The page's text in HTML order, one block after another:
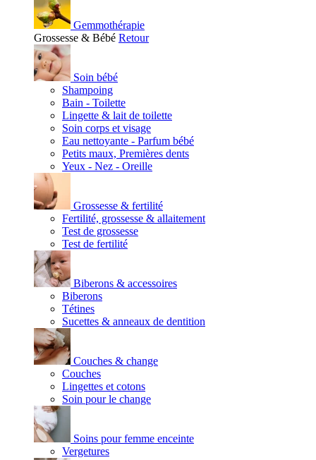
Gemmothérapie
Grossesse & Bébé Retour
Soin bébé
Shampoing
Bain - Toilette
Lingette & lait de toilette
Soin corps et visage
Eau nettoyante - Parfum bébé
Petits maux, Premières dents
Yeux - Nez - Oreille
Grossesse & fertilité
Fertilité, grossesse & allaitement
Test de grossesse
Test de fertilité
Biberons & accessoires
Biberons
Tétines
Sucettes & anneaux de dentition
Couches & change
Couches
Lingettes et cotons
Soin pour le change
Soins pour femme enceinte
Vergetures